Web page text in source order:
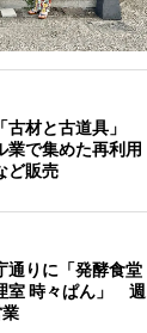
古材と古道具」
業で集めた再利用
ど販売
通りに「発酵食堂
室 時々ぱん」 週